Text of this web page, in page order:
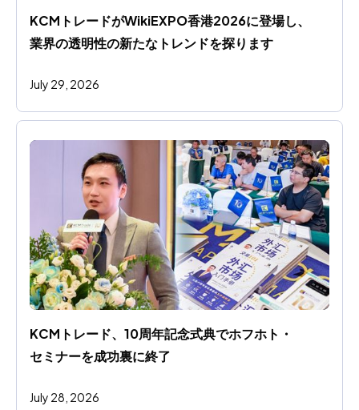
KCMトレードがWikiEXPO香港2026に登場し、
業界の透明性の新たなトレンドを探ります
July 29, 2026
KCMトレード、10周年記念式典でホフホト・
セミナーを成功裏に終了
July 28, 2026